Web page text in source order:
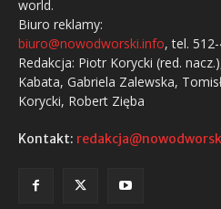
world.
Biuro reklamy:
biuro@nowodworski.info, tel.
Redakcja: Piotr Korycki (red.
Kabata, Gabriela Zalewska,
Korycki, Robert Zięba
Kontakt: